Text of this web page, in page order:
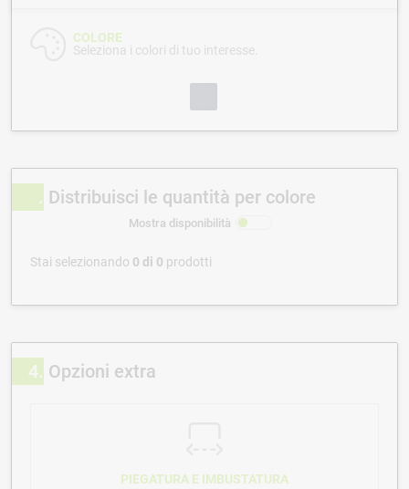
COLORE
Seleziona i colori di tuo interesse.
Distribuisci le quantità per colore
Mostra disponibilità
Stai selezionando 0 di 0 prodotti
4 Opzioni extra
PIEGATURA E IMBUSTATURA